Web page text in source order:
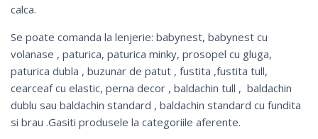
calca.
Se poate comanda la lenjerie: babynest, babynest cu
volanase , paturica, paturica minky, prosopel cu gluga,
paturica dubla , buzunar de patut , fustita ,fustita tull,
cearceaf cu elastic, perna decor , baldachin tull , baldachin
dublu sau baldachin standard , baldachin standard cu fundita
si brau .Gasiti produsele la categoriile aferente.